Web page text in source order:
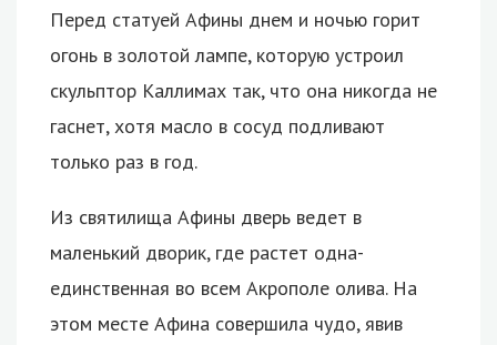
Перед статуей Афины днем и ночью горит
огонь в золотой лампе, которую устроил
скульптор Каллимах так, что она никогда не
гаснет, хотя масло в сосуд подливают
только раз в год.
Из святилища Афины дверь ведет в
маленький дворик, где растет одна-
единственная во всем Акрополе олива. На
этом месте Афина совершила чудо, явив